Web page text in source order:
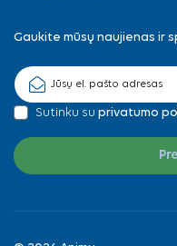
Gaukite mūsų naujienas ir
Sutinku su privatumo